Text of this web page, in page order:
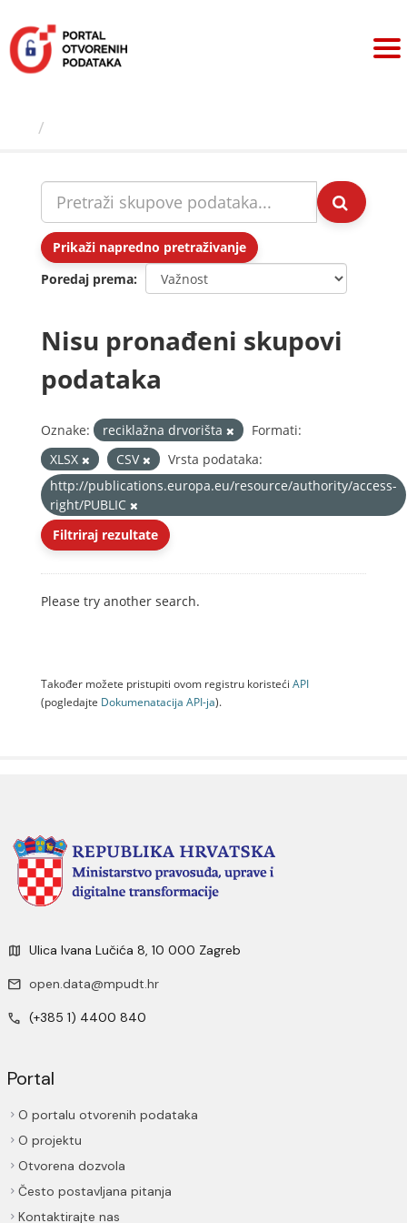
sadržaj
Prikaži napredno pretraživanje
Poredaj prema
Nisu pronađeni skupovi
podataka
Oznake: reciklažna drvorišta
Formati:
XLSX
CSV
Vrsta podataka:
http://publications.europa.eu/resource/authority/access-
right/PUBLIC
Filtriraj rezultate
Please try another search.
Također možete pristupiti ovom registru koristeći API
(pogledajte Dokumenаtаcijа API-jа).